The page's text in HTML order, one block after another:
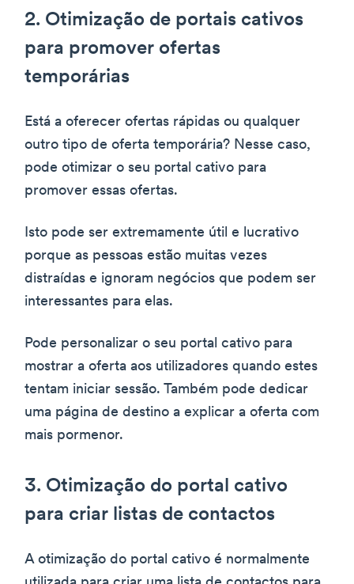
2. Otimização de portais cativos
para promover ofertas
temporárias
Está a oferecer ofertas rápidas ou qualquer
outro tipo de oferta temporária? Nesse caso,
pode otimizar o seu portal cativo para
promover essas ofertas.
Isto pode ser extremamente útil e lucrativo
porque as pessoas estão muitas vezes
distraídas e ignoram negócios que podem ser
interessantes para elas.
Pode personalizar o seu portal cativo para
mostrar a oferta aos utilizadores quando estes
tentam iniciar sessão. Também pode dedicar
uma página de destino a explicar a oferta com
mais pormenor.
3. Otimização do portal cativo
para criar listas de contactos
A otimização do portal cativo é normalmente